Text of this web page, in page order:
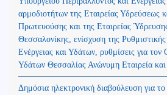
αρμοδιοτήτων της Εταιρείας Υδρεύσεως
Πρωτευούσης και της Εταιρείας
Θεσσαλονίκης, ενίσχυση της
Ενέργειας και Υδάτων, ρυθμίσεις για τον
Υδάτων Θεσσαλίας Ανώνυμη Εταιρεία και
Δημόσια ηλεκτρονική διαβούλευση για